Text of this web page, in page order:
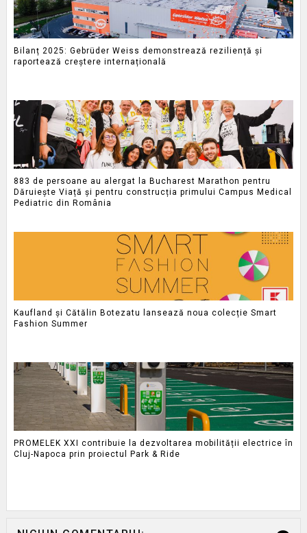
Bilanț 2025: Gebrüder Weiss demonstrează reziliență și
raportează creștere internațională
883 de persoane au alergat la Bucharest Marathon pentru
Dăruiește Viață și pentru construcția primului Campus Medical
Pediatric din România
Kaufland și Cătălin Botezatu lansează noua colecție Smart
Fashion Summer
PROMELEK XXI contribuie la dezvoltarea mobilității electrice în
Cluj-Napoca prin proiectul Park & Ride